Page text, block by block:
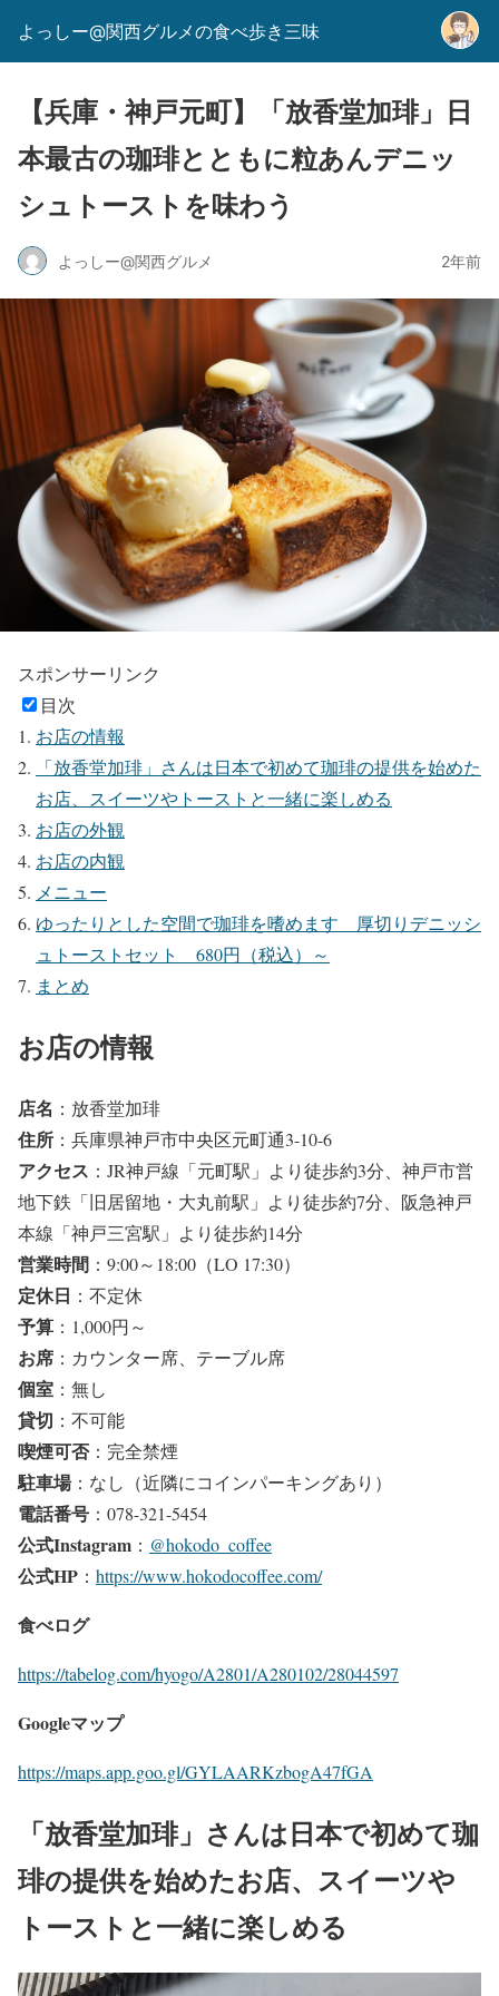
よっしー@関西グルメの食べ歩き三味
【兵庫・神戸元町】「放香堂加琲」日
本最古の珈琲とともに粒あんデニッ
シュトーストを味わう
よっしー@関西グルメ 2年前
スポンサーリンク
目次
お店の情報
「放香堂加琲」さんは日本で初めて珈琲の提供を始めた
お店、スイーツやトーストと一緒に楽しめる
お店の外観
お店の内観
メニュー
ゆったりとした空間で珈琲を嗜めます 厚切りデニッシ
ュトーストセット 680円（税込）～
まとめ
お店の情報
店名 ：放香堂加琲
住所 ：兵庫県神戸市中央区元町通3-10-6
アクセス ：JR神戸線「元町駅」より徒歩約3分、神戸市営
地下鉄「旧居留地・大丸前駅」より徒歩約7分、阪急神戸
本線「神戸三宮駅」より徒歩約14分
営業時間 ：9:00～18:00（LO 17:30）
定休日 ：不定休
予算 ：1,000円～
お席 ：カウンター席、テーブル席
個室 ：無し
貸切 ：不可能
喫煙可否：完全禁煙
駐車場：なし（近隣にコインパーキングあり）
電話番号 ：078-321-5454
公式Instagram ： @hokodo_coffee
公式HP ： https://www.hokodocoffee.com/
食べログ
https://tabelog.com/hyogo/A2801/A280102/28044597
Googleマップ
https://maps.app.goo.gl/GYLAARKzbogA47fGA
「放香堂加琲」さんは日本で初めて珈
琲の提供を始めたお店、スイーツや
トーストと一緒に楽しめる